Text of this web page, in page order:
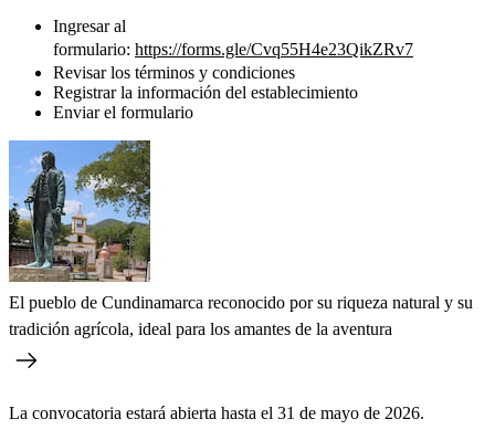
Ingresar al
formulario: https://forms.gle/Cvq55H4e23QikZRv7
Revisar los términos y condiciones
Registrar la información del establecimiento
Enviar el formulario
El pueblo de Cundinamarca reconocido por su riqueza natural y su
tradición agrícola, ideal para los amantes de la aventura
La convocatoria estará abierta hasta el 31 de mayo de 2026.